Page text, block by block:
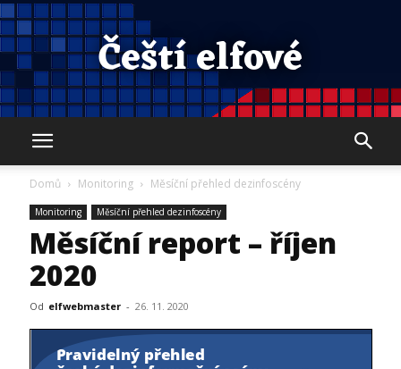
Čeští elfové
Domů Monitoring Měsíční přehled dezinfoscény
Monitoring Měsíční přehled dezinfoscény
Měsíční report – říjen
2020
Od elfwebmaster - 26. 11. 2020